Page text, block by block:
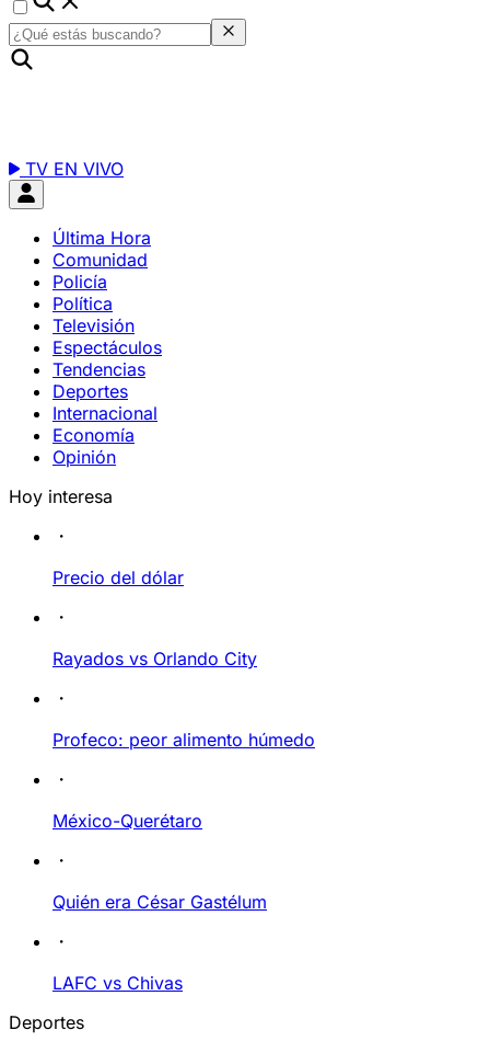
TV EN VIVO
Última Hora
Comunidad
Policía
Política
Televisión
Espectáculos
Tendencias
Deportes
Internacional
Economía
Opinión
Hoy interesa
Precio del dólar
Rayados vs Orlando City
Profeco: peor alimento húmedo
México-Querétaro
Quién era César Gastélum
LAFC vs Chivas
Deportes